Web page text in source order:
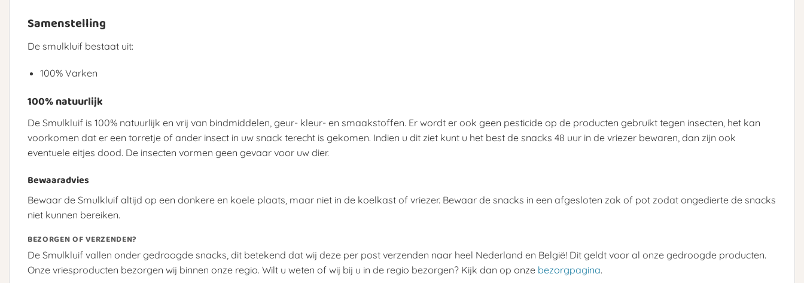
Samenstelling
De smulkluif bestaat uit:
100% Varken
100% natuurlijk
De Smulkluif is 100% natuurlijk en vrij van bindmiddelen, geur- kleur- en smaakstoffen. Er wordt er ook geen pesticide op de producten gebruikt tegen insecten, het kan
voorkomen dat er een torretje of ander insect in uw snack terecht is gekomen. Indien u dit ziet kunt u het best de snacks 48 uur in de vriezer bewaren, dan zijn ook
eventuele eitjes dood. De insecten vormen geen gevaar voor uw dier.
Bewaaradvies
Bewaar de Smulkluif altijd op een donkere en koele plaats, maar niet in de koelkast of vriezer. Bewaar de snacks in een afgesloten zak of pot zodat ongedierte de snacks
niet kunnen bereiken.
BEZORGEN OF VERZENDEN?
De Smulkluif vallen onder gedroogde snacks, dit betekend dat wij deze per post verzenden naar heel Nederland en België! Dit geldt voor al onze gedroogde producten.
Onze vriesproducten bezorgen wij binnen onze regio. Wilt u weten of wij bij u in de regio bezorgen? Kijk dan op onze bezorgpagina.